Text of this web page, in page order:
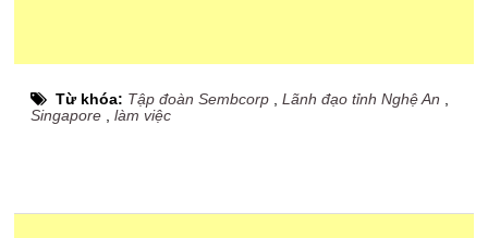
Từ khóa: Tập đoàn Sembcorp ,Lãnh đạo tỉnh Nghệ An
Singapore ,làm việc